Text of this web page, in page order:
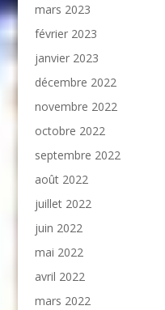
mars 2023
février 2023
janvier 2023
décembre 2022
novembre 2022
octobre 2022
septembre 2022
août 2022
juillet 2022
juin 2022
mai 2022
avril 2022
mars 2022